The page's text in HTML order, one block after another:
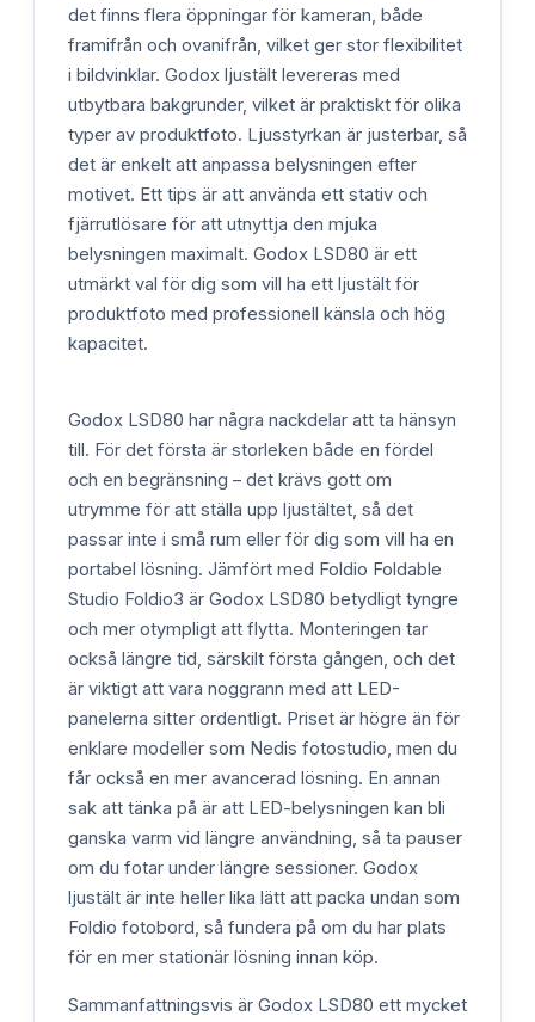
det finns flera öppningar för kameran, både
framifrån och ovanifrån, vilket ger stor flexibilitet
i bildvinklar. Godox ljustält levereras med
utbytbara bakgrunder, vilket är praktiskt för olika
typer av produktfoto. Ljusstyrkan är justerbar, så
det är enkelt att anpassa belysningen efter
motivet. Ett tips är att använda ett stativ och
fjärrutlösare för att utnyttja den mjuka
belysningen maximalt. Godox LSD80 är ett
utmärkt val för dig som vill ha ett ljustält för
produktfoto med professionell känsla och hög
kapacitet.
Godox LSD80 har några nackdelar att ta hänsyn
till. För det första är storleken både en fördel
och en begränsning – det krävs gott om
utrymme för att ställa upp ljustältet, så det
passar inte i små rum eller för dig som vill ha en
portabel lösning. Jämfört med Foldio Foldable
Studio Foldio3 är Godox LSD80 betydligt tyngre
och mer otympligt att flytta. Monteringen tar
också längre tid, särskilt första gången, och det
är viktigt att vara noggrann med att LED-
panelerna sitter ordentligt. Priset är högre än för
enklare modeller som Nedis fotostudio, men du
får också en mer avancerad lösning. En annan
sak att tänka på är att LED-belysningen kan bli
ganska varm vid längre användning, så ta pauser
om du fotar under längre sessioner. Godox
ljustält är inte heller lika lätt att packa undan som
Foldio fotobord, så fundera på om du har plats
för en mer stationär lösning innan köp.
Sammanfattningsvis är Godox LSD80 ett mycket